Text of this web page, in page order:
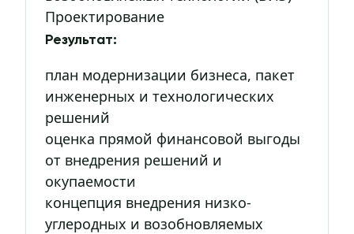
Проектирование
Результат:
план модернизации бизнеса, пакет
инженерных и технологических
решений
оценка прямой финансовой выгоды
от внедрения решений и
окупаемости
концепция внедрения низко-
углеродных и возобновляемых